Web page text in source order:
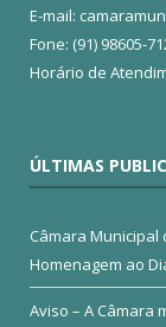
E-mail:
Fone: (91) 98605-
Horário de
ÚLTIMAS
Câmara Municipal
Homenagem ao
Aviso – A Câmara